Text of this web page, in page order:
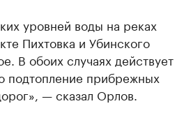
уровней воды на реках
Пихтовка и Убинского
В обоих случаях действует
подтопление прибрежных
— сказал Орлов.